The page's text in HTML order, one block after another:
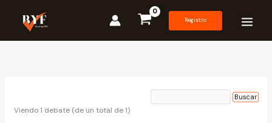
contenido
Registro
Viendo 1 debate (de un total de 1)